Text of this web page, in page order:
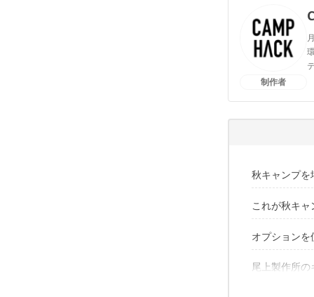
制作者
秋キャンプを
これが秋キ
多機能で
囲炉裏の
尾上製作
オプション
ジューシ
尾上製作所